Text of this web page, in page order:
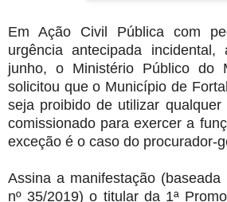
Em Ação Civil Pública com
urgência antecipada
junho, o Ministério Público do
solicitou que o Município de
seja proibido de utilizar
comissionado para exercer a
exceção é o caso do procurador-
Assina a manifestação
nº 35/2019) o titular da 1ª